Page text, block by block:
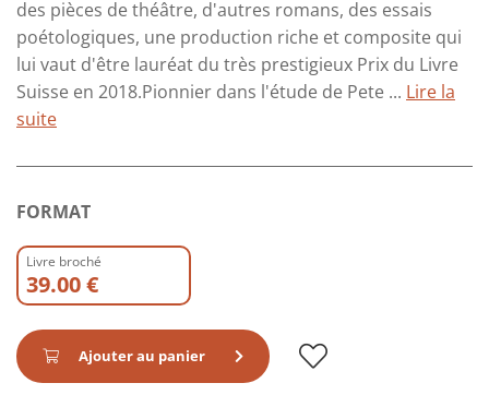
des pièces de théâtre, d'autres romans, des essais
poétologiques, une production riche et composite qui
lui vaut d'être lauréat du très prestigieux Prix du Livre
Suisse en 2018.Pionnier dans l'étude de Pete ... Lire la
suite
FORMAT
Livre broché
39.00 €
Ajouter au panier